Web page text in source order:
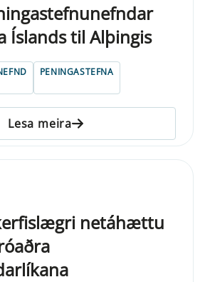
Íslands til Alþing­is
PENINGASTEFNA
Lesa meira
netáhættu